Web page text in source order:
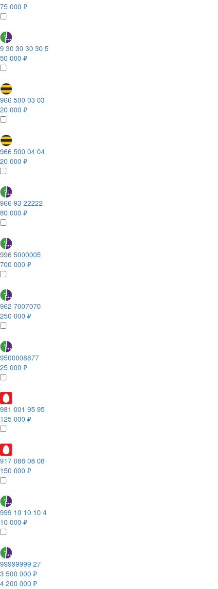
75 000 ₽
9 30 30 30 30 5
50 000 ₽
966 500 03 03
20 000 ₽
966 500 04 04
20 000 ₽
966 93 22222
80 000 ₽
996 5000005
700 000 ₽
962 7007070
250 000 ₽
9500008877
25 000 ₽
981 001 95 95
125 000 ₽
917 088 08 08
150 000 ₽
999 10 10 10 4
10 000 ₽
99999999 27
3 500 000 ₽
4 200 000 ₽